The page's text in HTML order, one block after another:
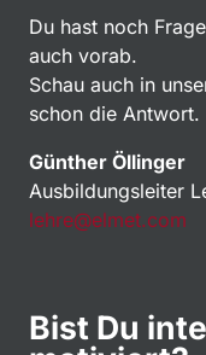
Du hast noch
auch vorab.
Schau auch in
schon die Antwort.
Günther Öllinger
Ausbildungsleiter
lehre@elmet.com
Bist Du